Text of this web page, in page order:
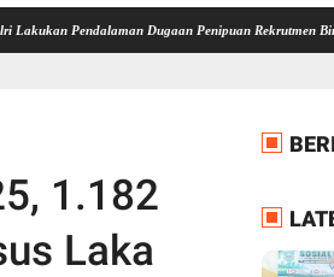
Dugaan Penipuan Rekrutmen Bintara di
1.182
Laka